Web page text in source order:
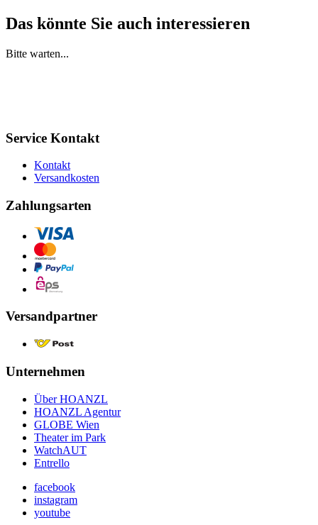
Das könnte Sie auch interessieren
Bitte warten...
Service Kontakt
Kontakt
Versandkosten
Zahlungsarten
Versandpartner
Unternehmen
Über HOANZL
HOANZL Agentur
GLOBE Wien
Theater im Park
WatchAUT
Entrello
facebook
instagram
youtube